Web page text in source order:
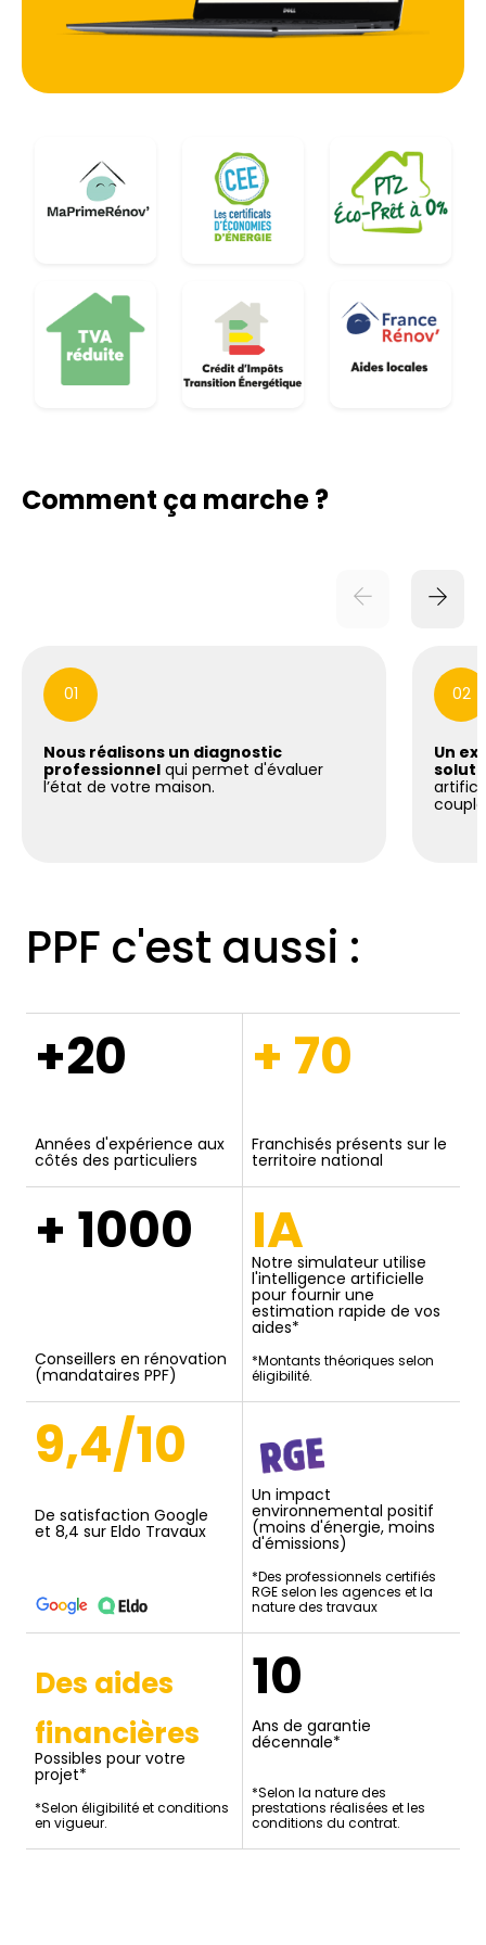
Comment ça marche ?
01
Nous réalisons un diagnostic
professionnel qui permet d'évaluer
l’état de votre maison.
02
Un
PPF c'est aussi :
+20
Années d'expérience aux
côtés des particuliers
+ 70
Franchisés présents sur le
territoire national
+ 1000
Conseillers en rénovation
(mandataires PPF)
IA
Notre simulateur utilise
l'intelligence artificielle
pour fournir une
estimation rapide de vos
aides*
*Montants théoriques selon
éligibilité.
9,4/10
De satisfaction Google
et 8,4 sur Eldo Travaux
Un impact
environnemental positif
(moins d'énergie, moins
d'émissions)
*Des professionnels certifiés
RGE selon les agences et la
nature des travaux
Des aides
financières
Possibles pour votre
projet*
*Selon éligibilité et conditions
en vigueur.
10
Ans de garantie
décennale*
*Selon la nature des
prestations réalisées et les
conditions du contrat.